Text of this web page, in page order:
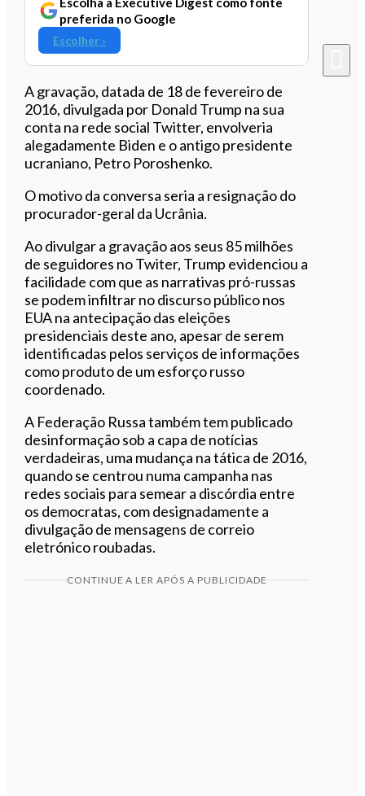
preferida no Google
Escolher ›
A gravação, datada de 18 de fevereiro de
2016, divulgada por Donald Trump na sua
conta na rede social Twitter, envolveria
alegadamente Biden e o antigo presidente
ucraniano, Petro Poroshenko.
O motivo da conversa seria a resignação do
procurador-geral da Ucrânia.
Ao divulgar a gravação aos seus 85 milhões
de seguidores no Twiter, Trump evidenciou a
facilidade com que as narrativas pró-russas
se podem infiltrar no discurso público nos
EUA na antecipação das eleições
presidenciais deste ano, apesar de serem
identificadas pelos serviços de informações
como produto de um esforço russo
coordenado.
A Federação Russa também tem publicado
desinformação sob a capa de notícias
verdadeiras, uma mudança na tática de 2016,
quando se centrou numa campanha nas
redes sociais para semear a discórdia entre
os democratas, com designadamente a
divulgação de mensagens de correio
eletrónico roubadas.
CONTINUE A LER APÓS A PUBLICIDADE